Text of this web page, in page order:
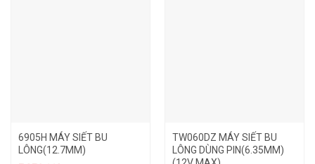
6905H MÁY SIẾT BU
LÔNG(12.7MM)
TW060DZ MÁY SIẾT BU
LÔNG DÙNG PIN(6.35MM)